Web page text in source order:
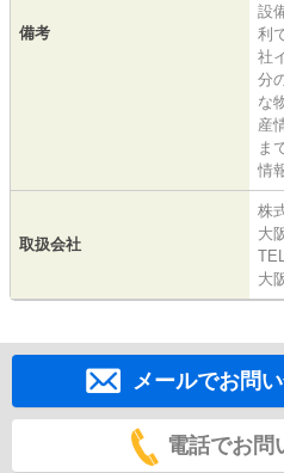
備考
設
利
社
分
な
産
ま
情
取扱会社
株
大
大
メールでお問
電話でお問